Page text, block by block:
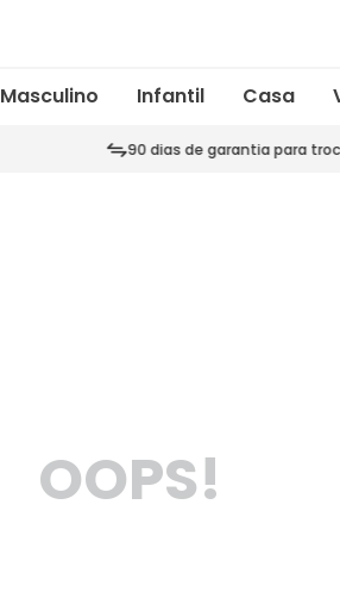
Masculino Infantil Casa
90 dias de garantia para
OOPS!